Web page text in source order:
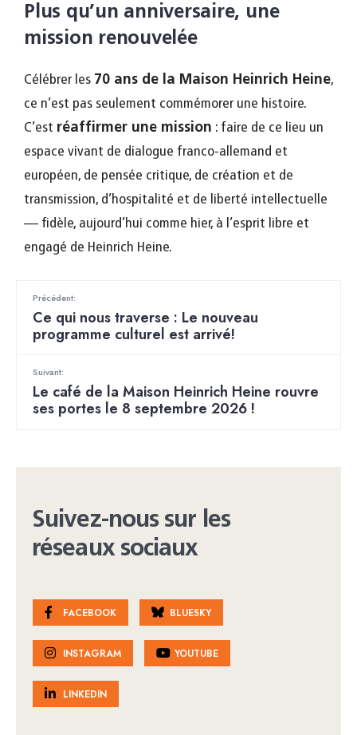
Plus qu’un anniversaire, une
mission renouvelée
Célébrer les 70 ans de la Maison Heinrich Heine,
ce n’est pas seulement commémorer une histoire.
C’est réaffirmer une mission : faire de ce lieu un
espace vivant de dialogue franco-allemand et
européen, de pensée critique, de création et de
transmission, d’hospitalité et de liberté intellectuelle
— fidèle, aujourd’hui comme hier, à l’esprit libre et
engagé de Heinrich Heine.
Précédent:
Ce qui nous traverse : Le nouveau
programme culturel est arrivé!
Suivant:
Le café de la Maison Heinrich Heine rouvre
ses portes le 8 septembre 2026 !
Suivez-nous sur les
réseaux sociaux
FACEBOOK BLUESKY
INSTAGRAM YOUTUBE
LINKEDIN